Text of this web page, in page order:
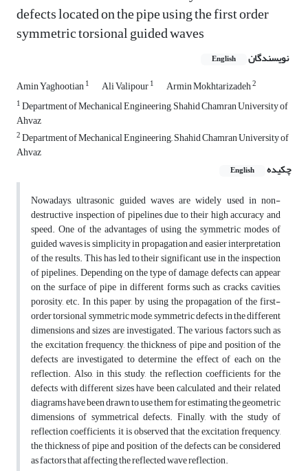
defects located on the pipe using the first order
symmetric torsional guided waves
نویسندگان English
Amin Yaghootian1 Ali Valipour1 Armin Mokhtarizadeh2
1Department of Mechanical Engineering, Shahid Chamran University of
Ahvaz
2Department of Mechanical Engineering,, Shahid Chamran University of
Ahvaz
چکیده
English
Nowadays, ultrasonic guided waves are widely used in non-
destructive inspection of pipelines due to their high accuracy and
speed. One of the advantages of using the symmetric modes of
guided waves is simplicity in propagation and easier interpretation
of the results. This has led to their significant use in the inspection
of pipelines. Depending on the type of damage, defects can appear
on the surface of pipe in different forms such as cracks, cavities,
porosity, etc. In this paper, by using the propagation of the first-
order torsional symmetric mode, symmetric defects in the different
dimensions and sizes are investigated. The various factors such as
the excitation frequency, the thickness of pipe and position of the
defects are investigated to determine the effect of each on the
reflection. Also, in this study, the reflection coefficients for the
defects with different sizes have been calculated and their related
diagrams have been drawn to use them for estimating the geometric
dimensions of symmetrical defects. Finally, with the study of
reflection coefficients, it is observed that the excitation frequency,
the thickness of pipe and position of the defects can be considered
as factors that affecting the reflected wave reflection.